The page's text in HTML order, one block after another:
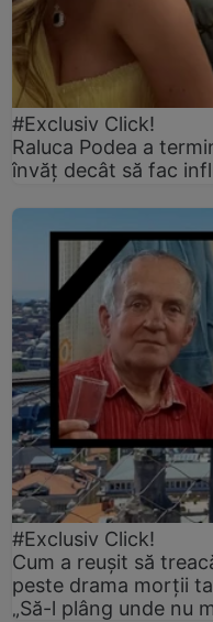
#Exclusiv Click!
Raluca Podea a
învăț decât să fac
#Exclusiv Click!
Cum a reușit să
peste drama morții
„Să-l plâng unde nu